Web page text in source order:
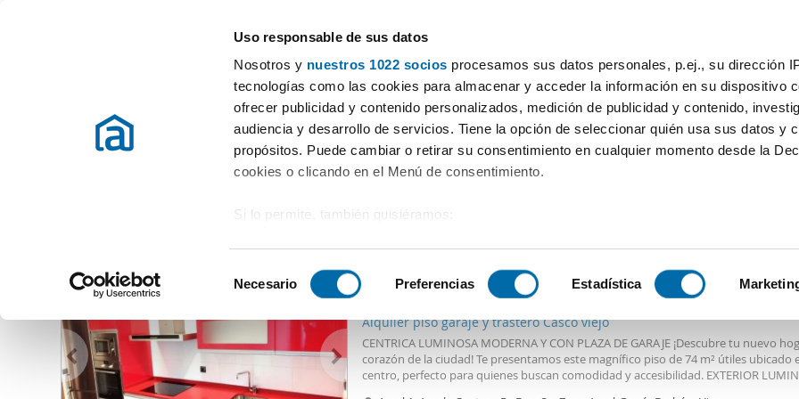
Uso responsable de sus datos
Nosotros y nuestros 1022 socios procesamos sus datos personales, p.ej., su dirección
tecnologías como las cookies para almacenar y acceder la información en su dispositivo
ofrecer publicidad y contenido personalizados, medición de publicidad y contenido,
audiencia y desarrollo de servicios. Tiene la opción de seleccionar quién usa sus datos y
propósitos. Puede cambiar o retirar su consentimiento en cualquier momento desde la
cookies o clicando en el Menú de consentimiento.
Si lo permite, también quisiéramos:
Identificar su dispositivo analizándolo activamente para buscar características
Obtenga más información sobre cómo se procesan sus datos personales y establezca sus
preferencias en la
sección de datos. Puede cambiar o retirar su consentimiento en
en la Declaración de cookies.
e
c
c
Necesario Preferencias Estadística
Habitaciones Más filtros - 2
Alquiler pisos Pontevedra Alquiler pisos Urzáiz peatonal calvario Vigo
Alquiler pisos Urzáiz peatonal calvario Vigo (0 viviendas)
2 2 Hab 2 Baños
Alquiler piso garaje y trastero Casco viejo
CENTRICA LUMINOSA MODERNA Y CON PLAZA DE GARAJE ¡Descubre tu nuevo
corazón de la ciudad! Te presentamos este magnífico piso de 74 m² útiles ubicado
centro, perfecto para quienes buscan comodidad y accesibilidad. EXTERIOR